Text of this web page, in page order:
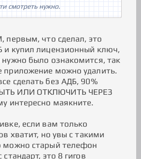
смотреть нужно.
первым, что сделал, это
и купил лицензионный ключ,
нужно было ознакомится, так
приложение можно удалить.
сделать без АДБ, 90%
ИЛИ ОТКЛЮЧИТЬ ЧЕРЕЗ
интересно маякните.
если вам только
хватит, но увы с такими
можно старый телефон
стандарт, это 8 гигов